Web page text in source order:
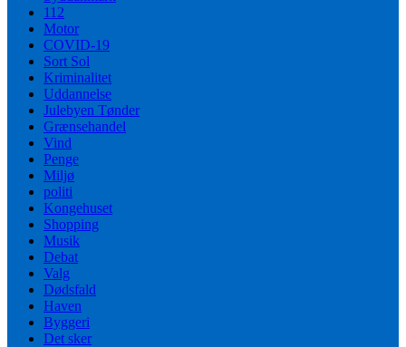
112
Motor
COVID-19
Sort Sol
Kriminalitet
Uddannelse
Julebyen Tønder
Grænsehandel
Vind
Penge
Miljø
politi
Kongehuset
Shopping
Musik
Debat
Valg
Dødsfald
Haven
Byggeri
Det sker